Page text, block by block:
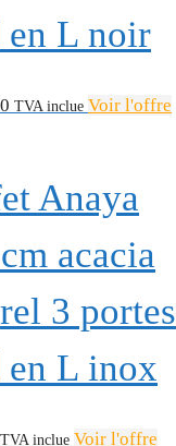
en L noir
TVA inclue Voir l'offre
Anaya
acacia
3 portes
en L inox
TVA inclue Voir l'offre